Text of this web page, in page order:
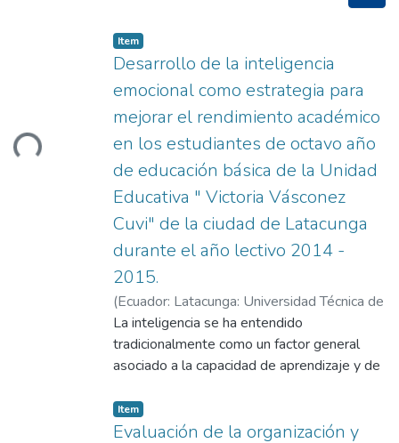
Item
Desarrollo de la inteligencia
emocional como estrategia para
mejorar el rendimiento académico
en los estudiantes de octavo año
de educación básica de la Unidad
Educativa " Victoria Vásconez
Cuvi" de la ciudad de Latacunga
durante el año lectivo 2014 -
2015.
(Ecuador: Latacunga: Universidad Técnica de
Cotopaxi: Dirección de Posgrados.,
05)Ramos Moscoso, María del Rosario;
Moya Arellano, Rafael Nicolás
La inteligencia se ha entendido
tradicionalmente como un factor general
asociado a la capacidad de aprendizaje y de
características de ser genético e invariable.
Esta concepción persiste entre el gran
Item
Evaluación de la organización y